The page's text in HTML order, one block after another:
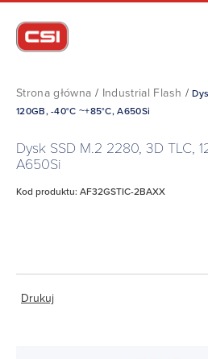
Strona główna / Industrial Flash /
120GB, -40°C ~+85°C, A650Si
Dysk SSD M.2 2280, 3D TLC,
A650Si
Kod produktu: AF32GSTIC-2BAXX
Drukuj